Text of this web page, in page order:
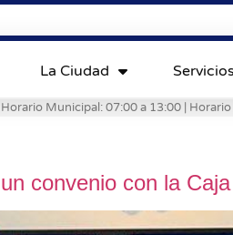
La Ciudad Servicios
Horario Municipal: 07:00 a 13:00 |
convenio con la